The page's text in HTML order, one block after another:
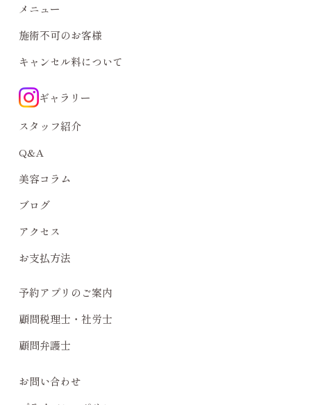
メニュー
施術不可のお客様
キャンセル料について
ギャラリー
スタッフ紹介
Q&A
美容コラム
ブログ
アクセス
お支払方法
予約アプリのご案内
顧問税理士・社労士
顧問弁護士
お問い合わせ